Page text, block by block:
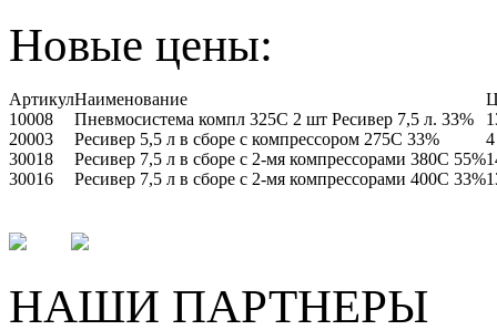
Новые цены:
АртикулНаименование
10008
Пневмосистема компл 325С 2 шт Ресивер 7,5 л. 33%
20003
Ресивер 5,5 л в сборе с компрессором 275С 33%
30018
Ресивер 7,5 л в сборе с 2-мя компрессорами 380С 55%
30016
Ресивер 7,5 л в сборе с 2-мя компрессорами 400С 33%
НАШИ ПАРТНЕРЫ